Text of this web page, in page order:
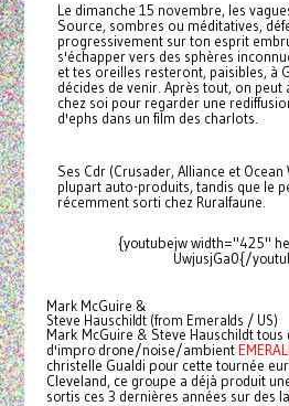
Le dimanche 15 novembre, les
Source, sombres ou méditatives,
progressivement sur ton esprit
s'échapper vers des sphères
et tes oreilles resteront, paisibles, à
décides de venir. Après tout, on
chez soi pour regarder une
d'ephs dans un film des charlots.
Ses Cdr (Crusader, Alliance et
plupart auto-produits, tandis que le
récemment sorti chez Ruralfaune.
{youtubejw width="425"
UwjusjGa0{/
Mark McGuire &
Steve Hauschildt (from Emeralds / US)
Mark McGuire & Steve Hauschildt
d'impro drone/noise/ambient
christelle Gualdi pour cette tournée
Cleveland, ce groupe a déjà produit
sortis ces 3 dernières années sur des